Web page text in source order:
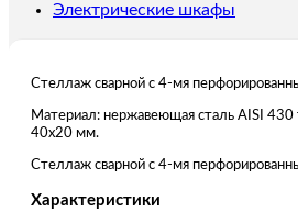
Электрические шкафы
Стеллаж сварной с 4-мя
Материал: нержавеющая сталь AISI
40х20 мм.
Стеллаж сварной с 4-мя
Характеристики